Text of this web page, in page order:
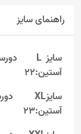
راهنمای سایز
سایز L
آستین:22
آستین:23